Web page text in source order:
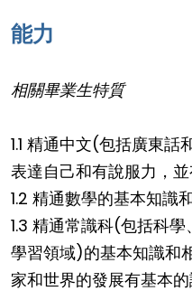
能力
相關畢業生特質
1.1 精通中文(包括廣東
表達自己和有說服力，
1.2 精通數學的基本知識和
1.3 精通常識科(包括科
學習領域)的基本知識和
家和世界的發展有基本的